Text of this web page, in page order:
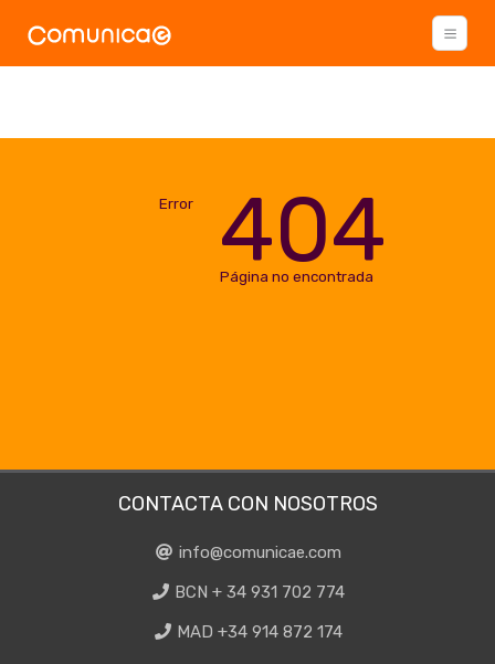
Error 404
Página no encontrada
CONTACTA CON NOSOTROS
info@comunicae.com
BCN + 34 931 702 774
MAD +34 914 872 174